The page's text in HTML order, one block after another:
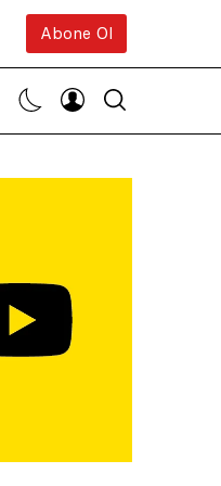
Abone Ol